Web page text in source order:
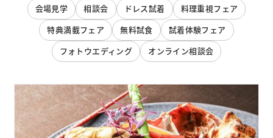
会場見学 相談会 ドレス試着
料理重視フェア
特典満載フェア
無料試食
試着体験フェア
フォトウエディング
オンライン相談会